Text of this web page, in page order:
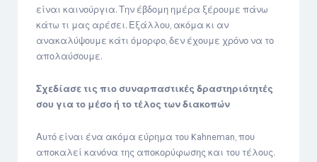
είναι καινούργια. Την έβδομη ημέρα ξέρουμε πάνω
κάτω τι μας αρέσει. Εξάλλου, ακόμα κι αν
ανακαλύψουμε κάτι όμορφο, δεν έχουμε χρόνο να το
απολαύσουμε.
Σχεδίασε τις πιο συναρπαστικές δραστηριότητές
σου για το μέσο ή το τέλος των διακοπών
Αυτό είναι ένα ακόμα εύρημα του Kahneman, που
αποκαλεί κανόνα της αποκορύφωσης και του τέλους.